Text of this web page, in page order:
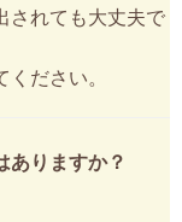
されても大丈夫で
ださい。
ありますか？